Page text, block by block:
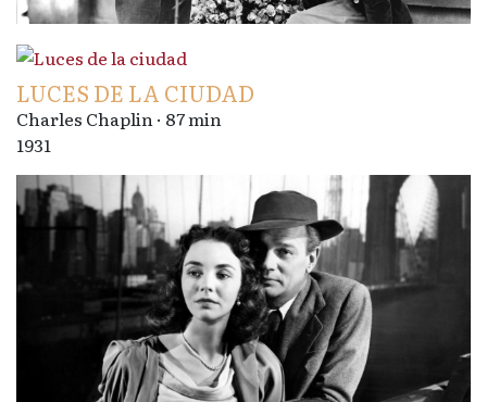
LUCES DE LA CIUDAD
Charles Chaplin · 87 min
1931